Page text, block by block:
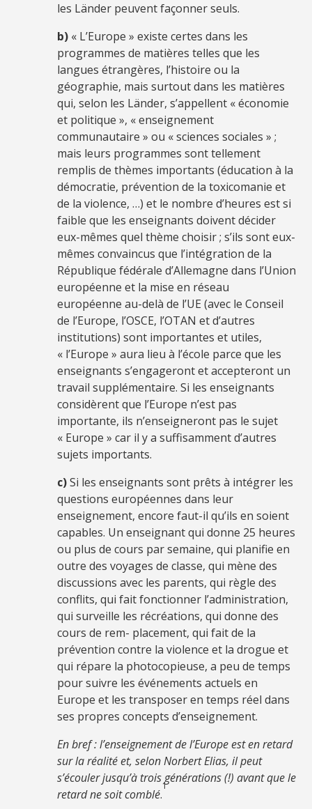
les Länder peuvent façonner seuls.
b) « L’Europe » existe certes dans les
programmes de matières telles que les
langues étrangères, l’histoire ou la
géographie, mais surtout dans les matières
qui, selon les Länder, s’appellent « économie
et politique », « enseignement
communautaire » ou « sciences sociales » ;
mais leurs programmes sont tellement
remplis de thèmes importants (éducation à la
démocratie, prévention de la toxicomanie et
de la violence, …) et le nombre d’heures est si
faible que les enseignants doivent décider
eux-mêmes quel thème choisir ; s’ils sont eux-
mêmes convaincus que l’intégration de la
République fédérale d’Allemagne dans l’Union
européenne et la mise en réseau
européenne au-delà de l’UE (avec le Conseil
de l’Europe, l’OSCE, l’OTAN et d’autres
institutions) sont importantes et utiles,
« l’Europe » aura lieu à l’école parce que les
enseignants s’engageront et accepteront un
travail supplémentaire. Si les enseignants
considèrent que l’Europe n’est pas
importante, ils n’enseigneront pas le sujet
« Europe » car il y a suffisamment d’autres
sujets importants.
c)Si les enseignants sont prêts à intégrer les
questions européennes dans leur
enseignement, encore faut-il qu’ils en soient
capables. Un enseignant qui donne 25 heures
ou plus de cours par semaine, qui planifie en
outre des voyages de classe, qui mène des
discussions avec les parents, qui règle des
conflits, qui fait fonctionner l’administration,
qui surveille les récréations, qui donne des
cours de rem- placement, qui fait de la
prévention contre la violence et la drogue et
qui répare la photocopieuse, a peu de temps
pour suivre les événements actuels en
Europe et les transposer en temps réel dans
ses propres concepts d’enseignement.
En bref : l’enseignement de l’Europe est en retard
sur la réalité et, selon Norbert Elias, il peut
s’écouler jusqu’à trois générations (!) avant que le
retard ne soit comblé.
1